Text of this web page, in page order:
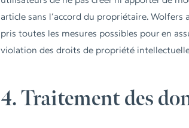
article sans l’accord du propriétaire.
pris toutes les mesures possibles pour en
violation des droits de propriété
4. Traitement des